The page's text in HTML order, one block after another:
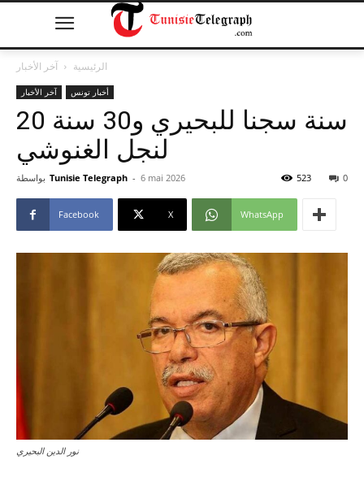
الرئيسية آخر الأخبار
آخر الأخبار أخبار تونس
20 سنة سجنا للبحيري و30 سنة
لنجل الغنوشي
بواسطة Tunisie Telegraph - 6 mai 2026 0
523
Facebook X WhatsApp
نور الدين البحيري